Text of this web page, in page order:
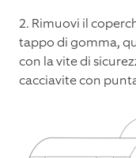
2. Rimuovi il
tappo di gomma,
con la vite di
cacciavite con